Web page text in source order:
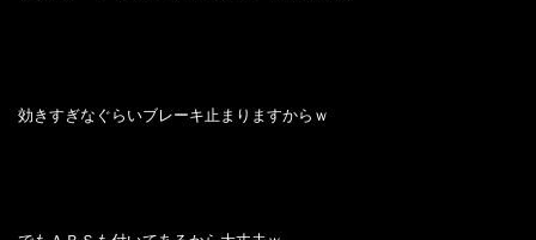
効きすぎなぐらいブレーキ止まりますからｗ